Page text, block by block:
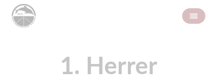
1. Herrer